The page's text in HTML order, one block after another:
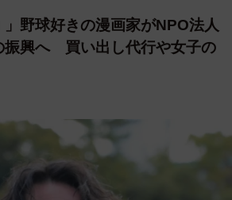
」野球好きの漫画家がNPO法人
興へ 買い出し代行や女子の